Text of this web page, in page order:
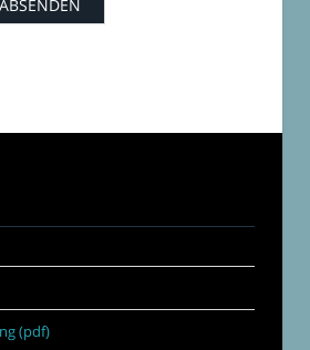
(pdf)